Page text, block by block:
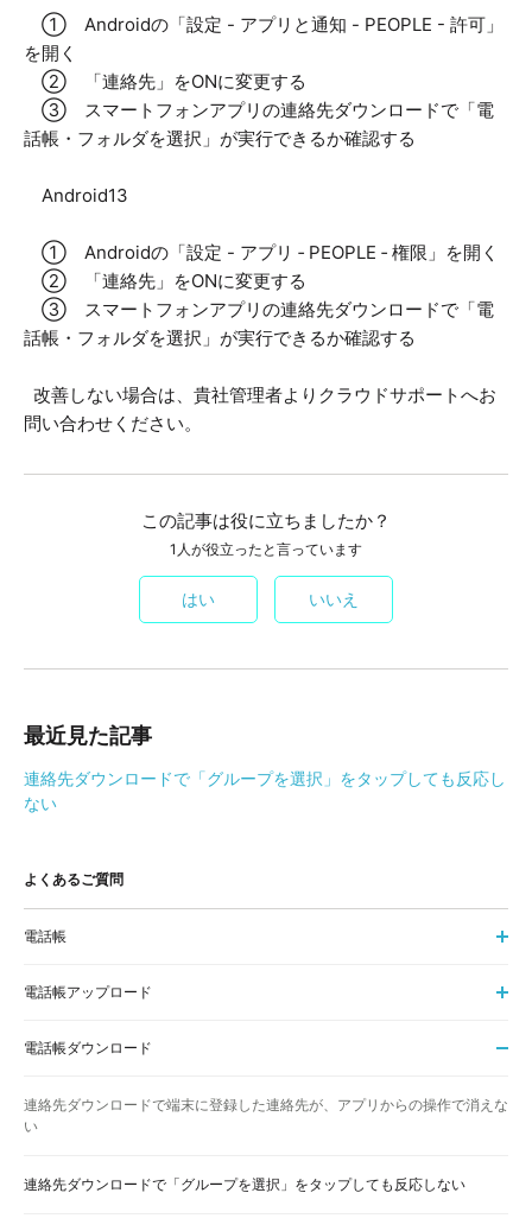
① Androidの「設定 - アプリと通知 - PEOPLE - 許可」
を開く
② 「連絡先」をONに変更する
③ スマートフォンアプリの連絡先ダウンロードで「電
話帳・フォルダを選択」が実行できるか確認する
Android13
① Androidの「設定 - アプリ ‐ PEOPLE ‐ 権限」を開く
② 「連絡先」をONに変更する
③ スマートフォンアプリの連絡先ダウンロードで「電
話帳・フォルダを選択」が実行できるか確認する
改善しない場合は、貴社管理者よりクラウドサポートへお
問い合わせください。
この記事は役に立ちましたか？
1人が役立ったと言っています
はい いいえ
最近見た記事
連絡先ダウンロードで「グループを選択」をタップしても反応し
ない
よくあるご質問
電話帳
電話帳アップロード
電話帳ダウンロード
連絡先ダウンロードで端末に登録した連絡先が、アプリからの操作で消えな
い
連絡先ダウンロードで「グループを選択」をタップしても反応しない